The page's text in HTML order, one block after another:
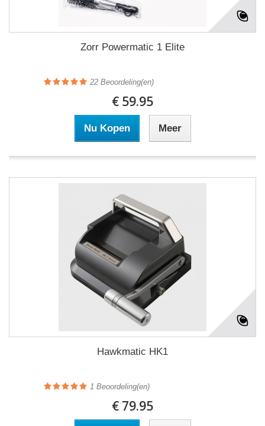
Zorr Powermatic 1 Elite
22 Beoordeling(en)
€ 59.95
Nu Kopen Meer
Hawkmatic HK1
1 Beoordeling(en)
€ 79.95